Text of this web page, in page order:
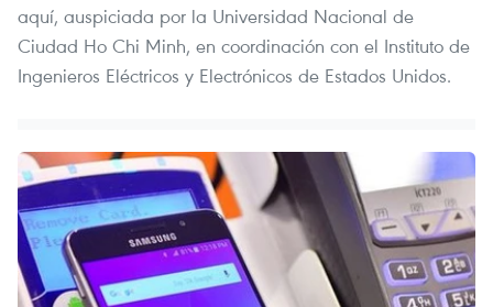
aquí, auspiciada por la Universidad Nacional de
Ciudad Ho Chi Minh, en coordinación con el Instituto de
Ingenieros Eléctricos y Electrónicos de Estados Unidos.